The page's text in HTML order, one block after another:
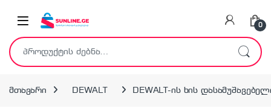
0
ძებნა:
მთავარი DEWALT DEWALT-ის ხის